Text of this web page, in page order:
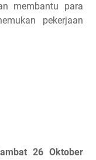
membantu para
pekerjaan
26 Oktober